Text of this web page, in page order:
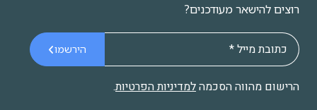
רוצים להישאר מעודכנים?
הירשמו
הרישום מהווה הסכמהלמדיניות הפרטיות.